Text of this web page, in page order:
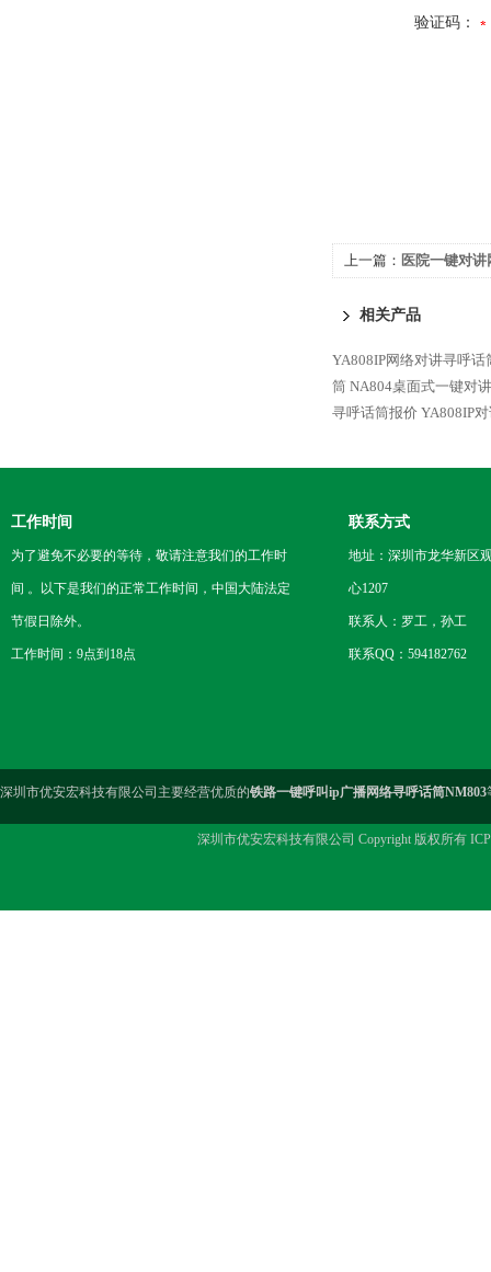
验证码：
上一篇： 医院一键对
相关产品
YA808IP网络对讲寻呼话
筒 NA804桌面式一键对
寻呼话筒报价 YA808IP
工作时间
为了避免不必要的等待，敬请注意我们的工作时
间 。以下是我们的正常工作时间，中国大陆法定
节假日除外。
工作时间：9点到18点
联系方式
地址：深圳市龙华新区
心1207
联系人：罗工，孙工
联系QQ：594182762
深圳市优安宏科技有限公司主要经营优质的铁路一键呼叫ip广播网络寻呼话筒NM803
深圳市优安宏科技有限公司 Copyright 版权所有